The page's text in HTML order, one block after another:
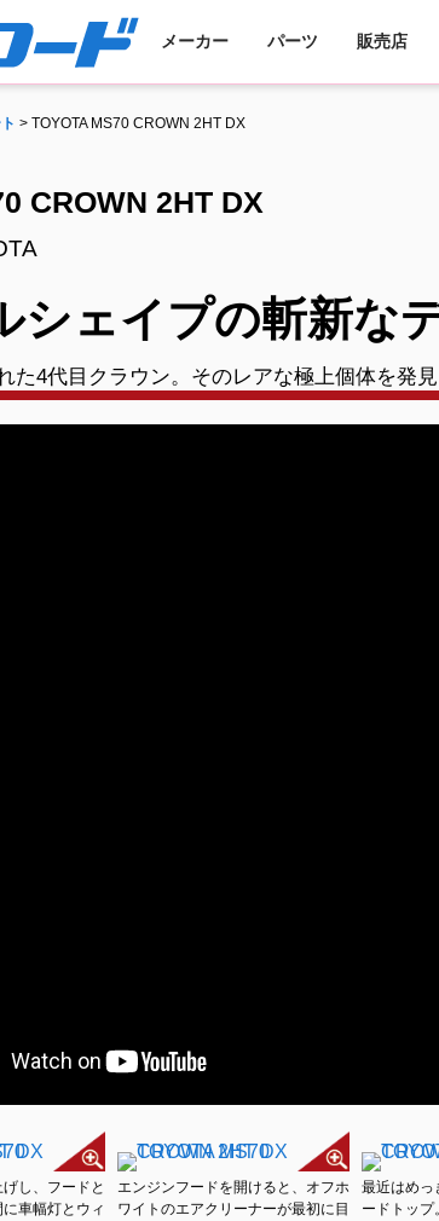
メーカー パーツ 販売店
> TOYOTA MS70 CROWN 2HT DX
CROWN 2HT DX
シェイプの斬新な
た4代目クラウン。そのレアな極上個体を発
し、フードと
車幅灯とウィ
エンジンフードを開けると、オフホ
ワイトのエアクリーナーが最初に目
最近はめっ
ードトップ